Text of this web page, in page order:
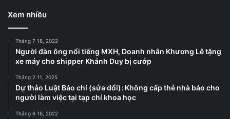
Xem nhiều
Tháng 7 18, 2022
Người đàn ông nổi tiếng MXH, Doanh nhân Khương Lê tặng
xe máy cho shipper Khánh Duy bị cướp
Tháng 2 11, 2025
Dự thảo Luật Báo chí (sửa đổi): Không cấp thẻ nhà báo cho
người làm việc tại tạp chí khoa học
Tháng 6 16, 2022